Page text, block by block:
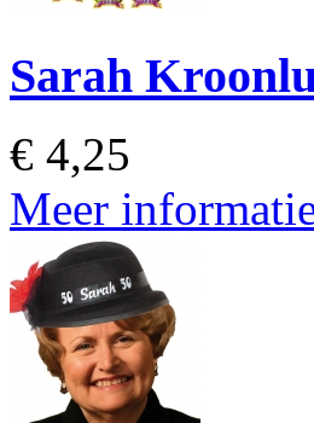
Sarah
€ 4,25
Meer